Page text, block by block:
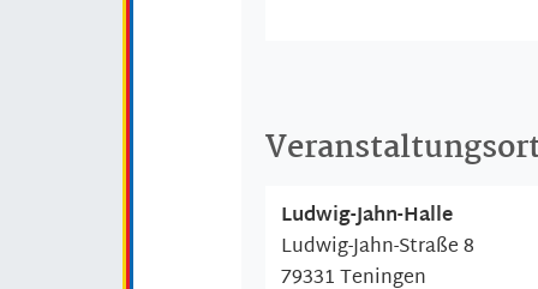
Ludwig-Jahn-Halle
Ludwig-Jahn-Straße 8
79331Teningen